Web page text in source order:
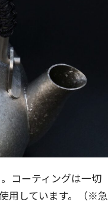
コーティングは一切
用しています。（※急